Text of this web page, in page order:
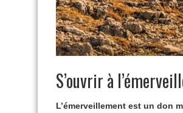
S’ouvrir à
L’émerveillement est un don